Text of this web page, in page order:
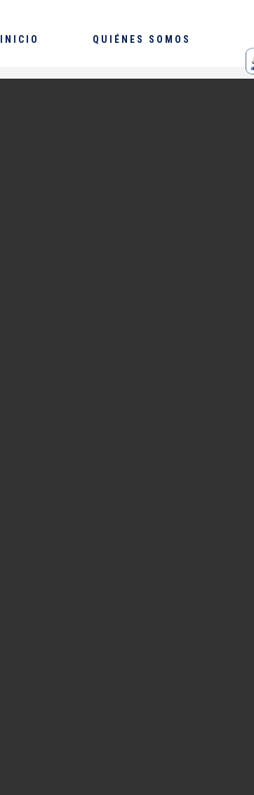
INICIO QUIÉNES SOMOS